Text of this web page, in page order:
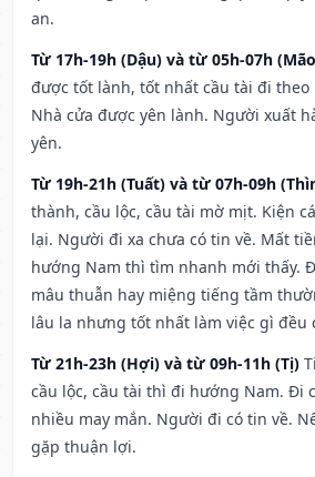
an.
Từ 17h-19h (Dậu) và từ 05h-07h
được tốt lành, tốt nhất cầu tài đi theo
Nhà cửa được yên lành. Người xuất
yên.
Từ 19h-21h (Tuất) và từ 07h-09h
thành, cầu lộc, cầu tài mờ mịt. Kiện
lại. Người đi xa chưa có tin về. Mất
hướng Nam thì tìm nhanh mới thấy.
mâu thuẫn hay miệng tiếng tầm
lâu la nhưng tốt nhất làm việc gì đều
Từ 21h-23h (Hợi) và từ 09h-11h (Tị)
cầu lộc, cầu tài thì đi hướng Nam. Đi
nhiều may mắn. Người đi có tin về.
gặp thuận lợi.